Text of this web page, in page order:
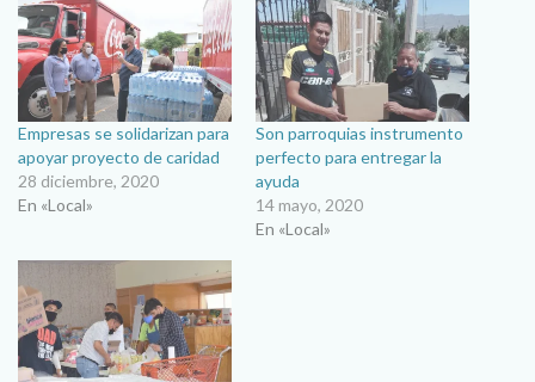
Empresas se solidarizan para
apoyar proyecto de caridad
28 diciembre, 2020
En «Local»
Son parroquias instrumento
perfecto para entregar la
ayuda
14 mayo, 2020
En «Local»